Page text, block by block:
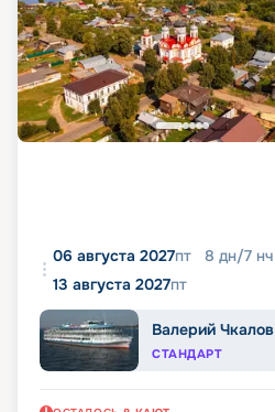
06 августа 2027пт 8 дн/7 нч
13 августа 2027пт
Валерий Чкалов
СТАНДАРТ